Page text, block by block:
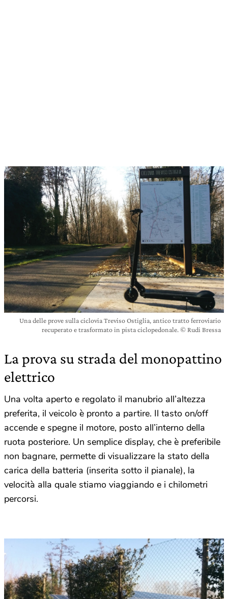
Una delle prove sulla ciclovia Treviso Ostiglia, antico tratto ferroviario
recuperato e trasformato in pista ciclopedonale. © Rudi Bressa
La prova su strada del monopattino
elettrico
Una volta aperto e regolato il manubrio all’altezza
preferita, il veicolo è pronto a partire. Il tasto on/off
accende e spegne il motore, posto all’interno della
ruota posteriore. Un semplice display, che è preferibile
non bagnare, permette di visualizzare la stato della
carica della batteria (inserita sotto il pianale), la
velocità alla quale stiamo viaggiando e i chilometri
percorsi.